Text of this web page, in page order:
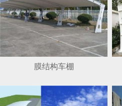
膜结构车棚